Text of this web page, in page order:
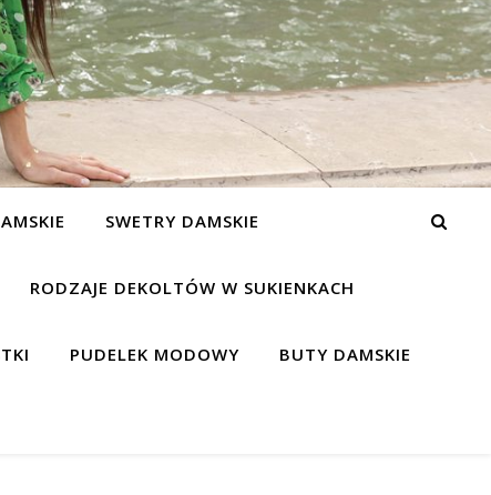
SWETRY DAMSKIE
RODZAJE DEKOLTÓW W SUKIENKACH
PUDELEK MODOWY BUTY DAMSKIE